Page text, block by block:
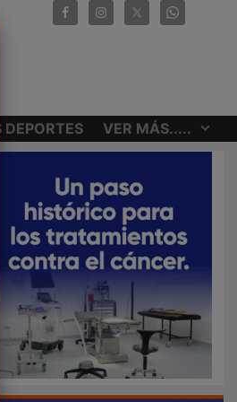
DEPORTES VER MÁS.....